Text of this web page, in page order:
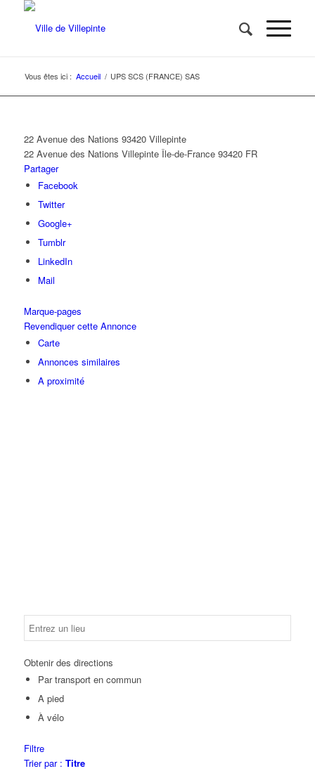
Vous êtes ici : Accueil / UPS SCS (FRANCE) SAS
22 Avenue des Nations 93420 Villepinte
22 Avenue des Nations Villepinte Île-de-France 93420 FR
Partager
Facebook
Twitter
Google+
Tumblr
LinkedIn
Mail
Marque-pages
Revendiquer cette Annonce
Carte
Annonces similaires
A proximité
Obtenir des directions
Par transport en commun
A pied
À vélo
Filtre
Trier par : Titre